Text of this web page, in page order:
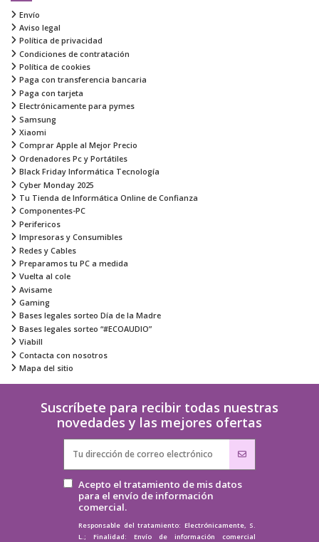
Envío
Aviso legal
Política de privacidad
Condiciones de contratación
Política de cookies
Paga con transferencia bancaria
Paga con tarjeta
Electrónicamente para pymes
Samsung
Xiaomi
Comprar Apple al Mejor Precio
Ordenadores Pc y Portátiles
Black Friday Informática Tecnología
Cyber Monday 2025
Tu Tienda de Informática Online de Confianza
Componentes-PC
Perifericos
Impresoras y Consumibles
Redes y Cables
Preparamos tu PC a medida
Vuelta al cole
Avisame
Gaming
Bases legales sorteo Día de la Madre
Bases legales sorteo “#ECOAUDIO”
Viabill
Contacta con nosotros
Mapa del sitio
Suscríbete para recibir todas nuestras
novedades y las mejores ofertas
Acepto el tratamiento de mis datos
para el envío de información
comercial.
Responsable del tratamiento: Electrónicamente, S.
L.; Finalidad: Envío de información comercial